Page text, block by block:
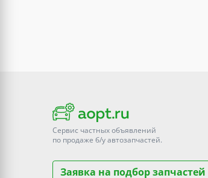
Сервис частных объявлений
по продаже б/уавтозапчастей.
Заявка на подбор запчастей